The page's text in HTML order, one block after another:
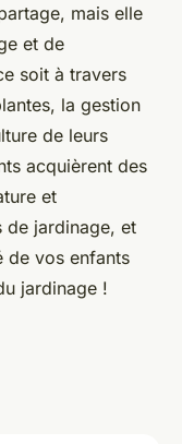
mais elle
et de
soit à travers
la gestion
de leurs
acquièrent des
et
de jardinage, et
de vos enfants
jardinage !